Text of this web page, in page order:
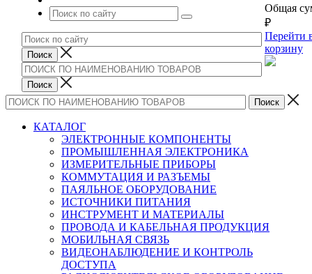
Общая
₽
Перейти
корзину
КАТАЛОГ
ЭЛЕКТРОННЫЕ КОМПОНЕНТЫ
ПРОМЫШЛЕННАЯ ЭЛЕКТРОНИКА
ИЗМЕРИТЕЛЬНЫЕ ПРИБОРЫ
КОММУТАЦИЯ И РАЗЪЕМЫ
ПАЯЛЬНОЕ ОБОРУДОВАНИЕ
ИСТОЧНИКИ ПИТАНИЯ
ИНСТРУМЕНТ И МАТЕРИАЛЫ
ПРОВОДА И КАБЕЛЬНАЯ ПРОДУКЦИЯ
МОБИЛЬНАЯ СВЯЗЬ
ВИДЕОНАБЛЮДЕНИЕ И КОНТРОЛЬ
ДОСТУПА